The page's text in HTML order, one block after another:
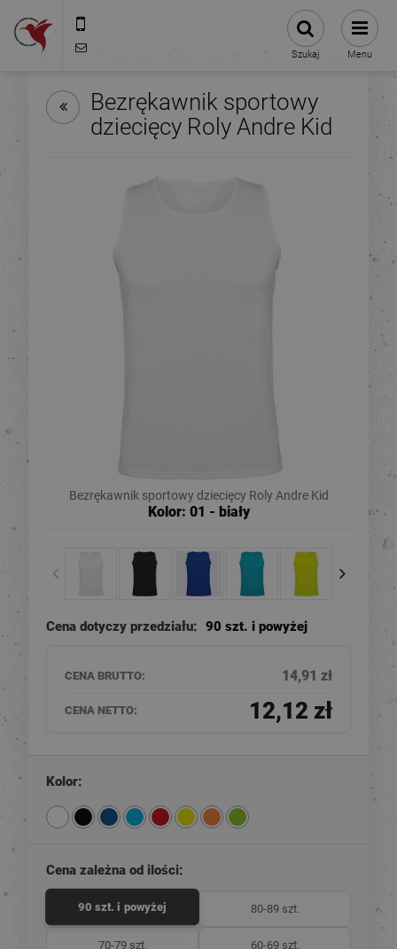
Szukaj Menu
Bezrękawnik sportowy
dziecięcy Roly Andre Kid
Bezrękawnik sportowy dziecięcy Roly Andre Kid
Kolor: 01 - biały
Cena dotyczy przedziału: 90 szt. i powyżej
CENA BRUTTO: 14,91 zł
CENA NETTO: 12,12 zł
Kolor:
Cena zależna od ilości:
90 szt. i powyżej 80-89 szt.
70-79 szt. 60-69 szt.